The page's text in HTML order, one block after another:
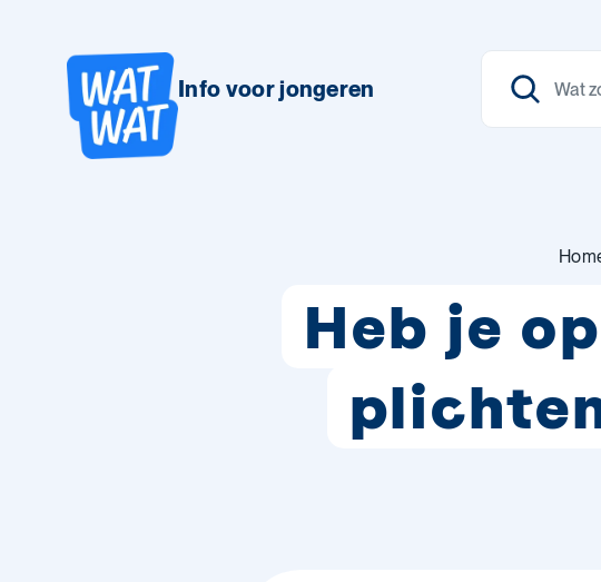
Info voor jongeren
Heb je